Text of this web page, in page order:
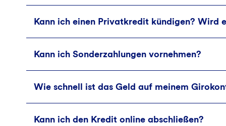
Angebot, Selbstauskunft,
Die notwendigen Dokumente sind auch im
Kann ich einen Privatkredit kündigen? Wird
Ja, einen Privatkredit kannst Du vorzeitig
Kann ich Sonderzahlungen vornehmen?
Ja, es sind bis zu 5 % Sondertilgungen pro
Wie schnell ist das Geld auf meinem
Nachdem Du uns die Vertragsunterlagen
Kann ich den Kredit online abschließen?